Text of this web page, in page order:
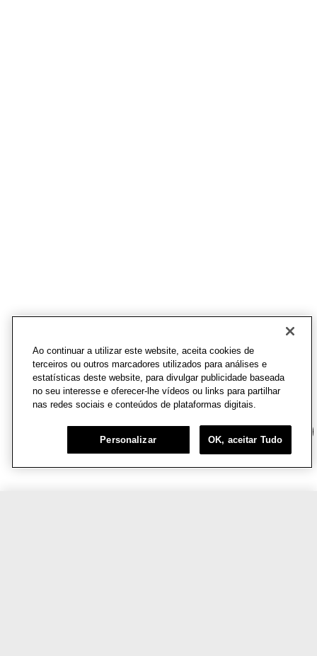
Ao continuar a utilizar este website, aceita cookies de
terceiros ou outros marcadores utilizados para análises e
estatísticas deste website, para divulgar publicidade baseada
no seu interesse e oferecer-lhe vídeos ou links para partilhar
nas redes sociais e conteúdos de plataformas digitais.
Personalizar OK, aceitar Tudo